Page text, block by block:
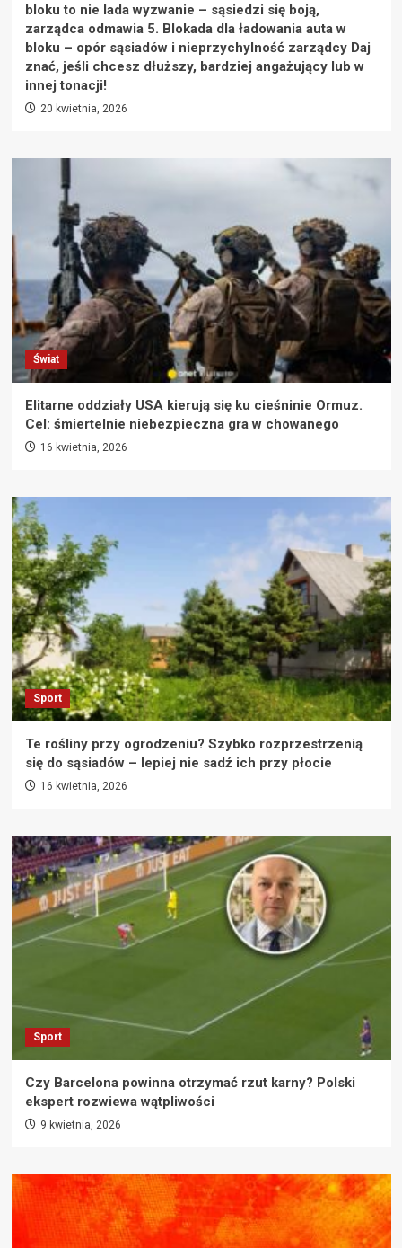
bloku to nie lada wyzwanie – sąsiedzi się boją,
zarządca odmawia 5. Blokada dla ładowania auta w
bloku – opór sąsiadów i nieprzychylność zarządcy Daj
znać, jeśli chcesz dłuższy, bardziej angażujący lub w
innej tonacji!
20 kwietnia, 2026
Świat
Elitarne oddziały USA kierują się ku cieśninie Ormuz.
Cel: śmiertelnie niebezpieczna gra w chowanego
16 kwietnia, 2026
Sport
Te rośliny przy ogrodzeniu? Szybko rozprzestrzenią
się do sąsiadów – lepiej nie sadź ich przy płocie
16 kwietnia, 2026
Sport
Czy Barcelona powinna otrzymać rzut karny? Polski
ekspert rozwiewa wątpliwości
9 kwietnia, 2026